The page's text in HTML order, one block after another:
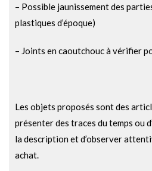
– Possible jaunissement des
plastiques d’époque)
– Joints en caoutchouc à vérifier
Les objets proposés sont des
présenter des traces du temps ou
la description et d’observer
achat.